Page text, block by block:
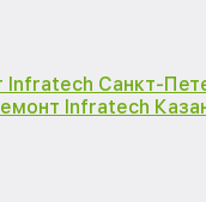
Infratech Санкт-
Infratech